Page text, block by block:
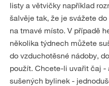
listy a větvičky například
šalvěje tak, že je svážete
na tmavé místo. V případě
několika týdnech můžete
do vzduchotěsné nádoby,
použít. Chcete-li uvařit čaj -
sušených bylinek -